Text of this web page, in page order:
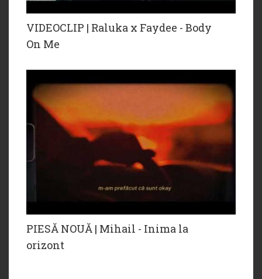
VIDEOCLIP | Raluka x Faydee - Body
On Me
PIESĂ NOUĂ | Mihail - Inima la
orizont